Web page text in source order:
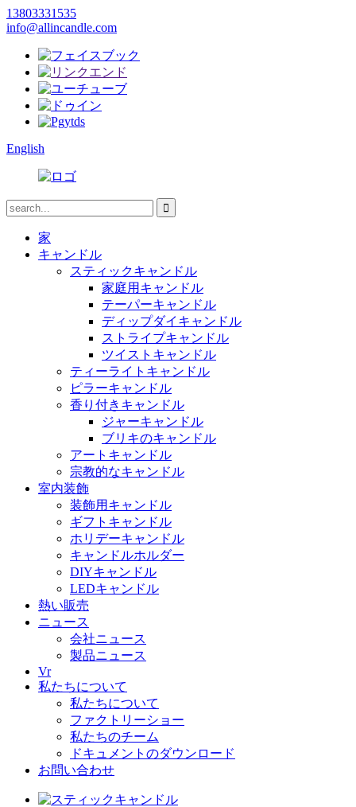
13803331535
info@allincandle.com
English
家
キャンドル
スティックキャンドル
家庭用キャンドル
テーパーキャンドル
ディップダイキャンドル
ストライプキャンドル
ツイストキャンドル
ティーライトキャンドル
ピラーキャンドル
香り付きキャンドル
ジャーキャンドル
ブリキのキャンドル
アートキャンドル
宗教的なキャンドル
室内装飾
装飾用キャンドル
ギフトキャンドル
ホリデーキャンドル
キャンドルホルダー
DIYキャンドル
LEDキャンドル
熱い販売
ニュース
会社ニュース
製品ニュース
Vr
私たちについて
私たちについて
ファクトリーショー
私たちのチーム
ドキュメントのダウンロード
お問い合わせ